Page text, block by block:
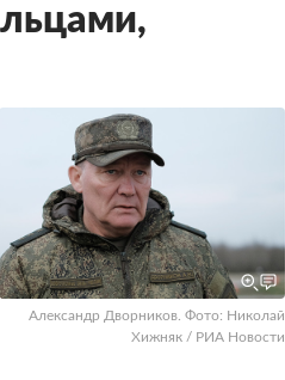
Александр Дворников. Фото: Николай
Хижняк / РИА Новости